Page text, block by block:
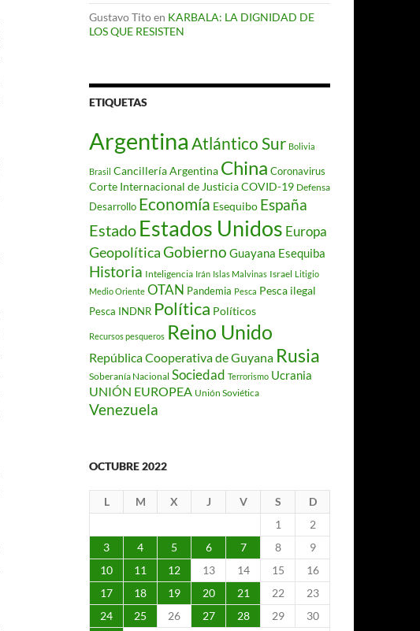
Gustavo Titoen KARBALA: LA DIGNIDAD DE
LOS QUE RESISTEN
ETIQUETAS
Argentina Atlántico Sur Bolivia
Brasil Cancillería Argentina China Coronavirus
Corte Internacional de JusticiaCOVID-19 Defensa
Desarrollo Economía Esequibo España
Estado Estados Unidos Europa
GeopolíticaGobierno Guayana Esequiba
Historia Inteligencia Irán Islas Malvinas Israel Litigio
Medio Oriente OTAN Pandemia Pesca Pesca ilegal
Pesca INDNR Política Políticos
Recursos pesqueros Reino Unido
República Cooperativa de Guyana Rusia
Soberanía Nacional Sociedad Terrorismo Ucrania
UNIÓN EUROPEA Unión Soviética
Venezuela
OCTUBRE 2022
L M X J V S
D
1
2
3
4 5 6 7 8
9
10
11 12 13 14 15
16
17
18 19 20 21 22
23
24
25 26 27 28 29
30